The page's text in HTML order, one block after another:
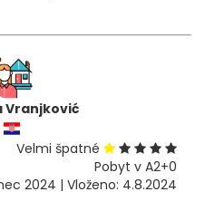
Vranjković
Velmi špatné
Pobyt v A2+0
2024 | Vloženo: 4.8.2024